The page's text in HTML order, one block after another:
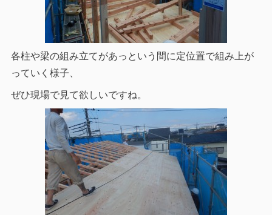
各柱や梁の組み立てがあっという間に定位置で組み上が
っていく様子、
ぜひ現場で見て欲しいですね。